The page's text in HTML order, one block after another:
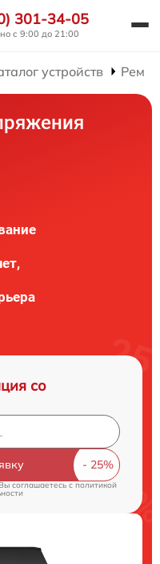
301-34-05
с 9:00 до 21:00
устройств
со
соглашаетесь cполитикой